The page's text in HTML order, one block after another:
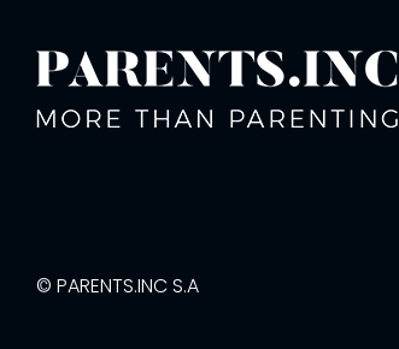
© PARENTS.INC S.A